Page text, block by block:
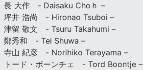
長 大作 - Daisaku Choｈ –
坪井 浩尚 - Hironao Tsuboi –
津留 敬文 - Tsuru Takahumi –
鄭秀和 - Tei Shuwa –
寺山 紀彦 - Norihiko Terayama –
トード・ボーンチェ - Tord Boontje –